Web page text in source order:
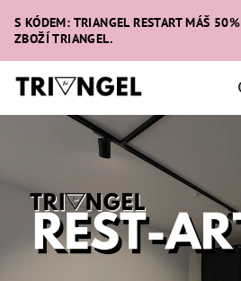
obsah
S KÓDEM: TRIANGEL RESTART MÁŠ
ZBOŽÍ TRIANGEL.